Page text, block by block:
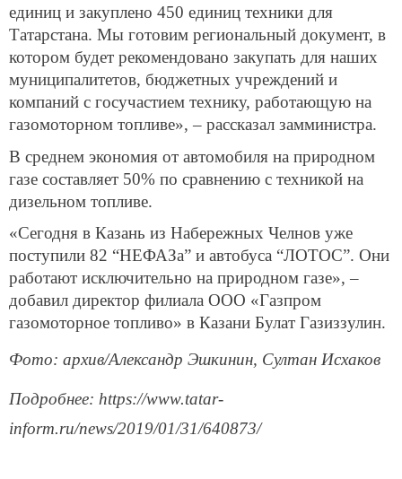
единиц и закуплено 450 единиц техники для
Татарстана. Мы готовим региональный документ, в
котором будет рекомендовано закупать для наших
муниципалитетов, бюджетных учреждений и
компаний с госучастием технику, работающую на
газомоторном топливе», – рассказал замминистра.
В среднем экономия от автомобиля на природном
газе составляет 50% по сравнению с техникой на
дизельном топливе.
«Сегодня в Казань из Набережных Челнов уже
поступили 82 “НЕФАЗа” и автобуса “ЛОТОС”. Они
работают исключительно на природном газе», –
добавил директор филиала ООО «Газпром
газомоторное топливо» в Казани Булат Газиззулин.
Фото: архив/Александр Эшкинин, Султан Исхаков
Подробнее: https://www.tatar-
inform.ru/news/2019/01/31/640873/